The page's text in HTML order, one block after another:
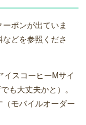
ポンが出ていま
どを参照くださ
イスコーヒーMサイ
も大丈夫かと）。
モバイルオーダー